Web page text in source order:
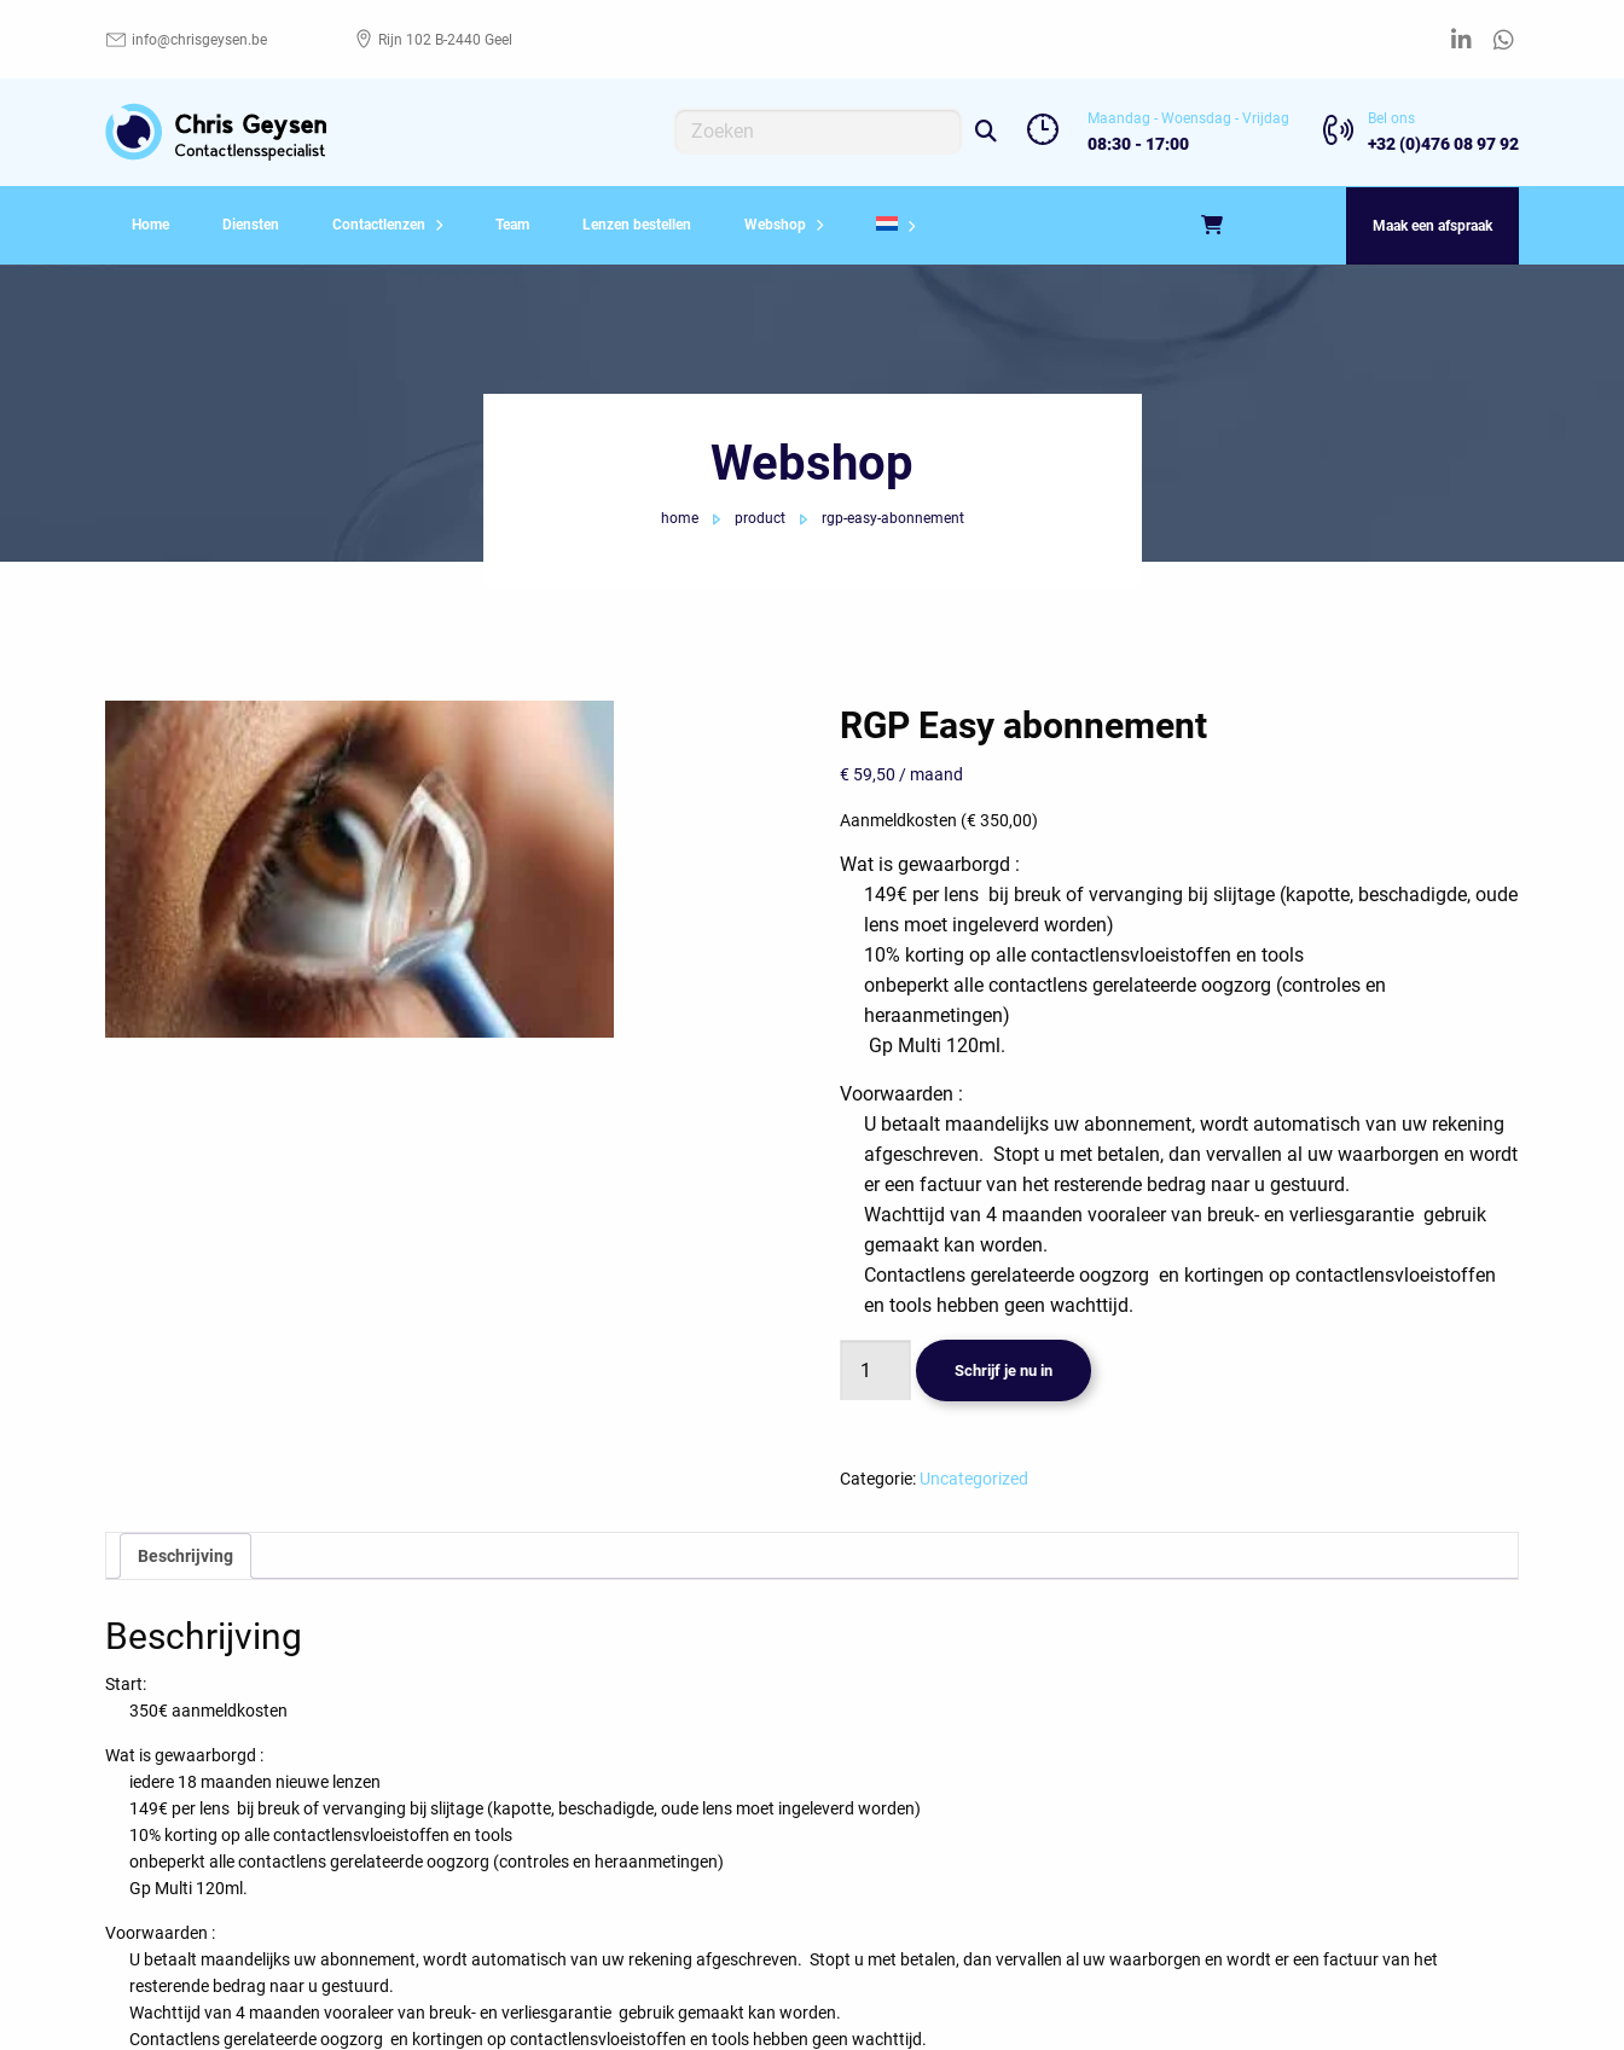
info@chrisgeysen.be Rijn 102 B-2440 Geel
Zoeken
Zoeken
Maandag - Woensdag - Vrijdag
08:30 - 17:00
Bel ons
+32 (0)476 08 97 92
Home Diensten Contactlenzen Team Lenzen bestellen Webshop Maak een afspraak
Webshop
home product rgp-easy-abonnement
RGP Easy abonnement
€ 59,50 / maand
Aanmeldkosten (€350,00)
Wat is gewaarborgd :
149€ per lens bij breuk of vervanging bij slijtage (kapotte, beschadigde, oude
lens moet ingeleverd worden)
10% korting op alle contactlensvloeistoffen en tools
onbeperkt alle contactlens gerelateerde oogzorg (controles en
heraanmetingen)
Gp Multi 120ml.
Voorwaarden :
U betaalt maandelijks uw abonnement, wordt automatisch van uw rekening
afgeschreven. Stopt u met betalen, dan vervallen al uw waarborgen en wordt
er een factuur van het resterende bedrag naar u gestuurd.
Wachttijd van 4 maanden vooraleer van breuk- en verliesgarantie gebruik
gemaakt kan worden.
Contactlens gerelateerde oogzorg en kortingen op contactlensvloeistoffen
en tools hebben geen wachttijd.
Easy
Schrijf je nu in
Categorie: Uncategorized
Beschrijving
Beschrijving
Start:
350€ aanmeldkosten
Wat is gewaarborgd :
iedere 18 maanden nieuwe lenzen
149€ per lens bij breuk of vervanging bij slijtage (kapotte, beschadigde, oude lens moet ingeleverd worden)
10% korting op alle contactlensvloeistoffen en tools
onbeperkt alle contactlens gerelateerde oogzorg (controles en heraanmetingen)
Gp Multi 120ml.
Voorwaarden :
U betaalt maandelijks uw abonnement, wordt automatisch van uw rekening afgeschreven. Stopt u met betalen, dan vervallen al uw waarborgen en wordt er een factuur van het
resterende bedrag naar u gestuurd.
Wachttijd van 4 maanden vooraleer van breuk- en verliesgarantie gebruik gemaakt kan worden.
Contactlens gerelateerde oogzorg en kortingen op contactlensvloeistoffen en tools hebben geen wachttijd.